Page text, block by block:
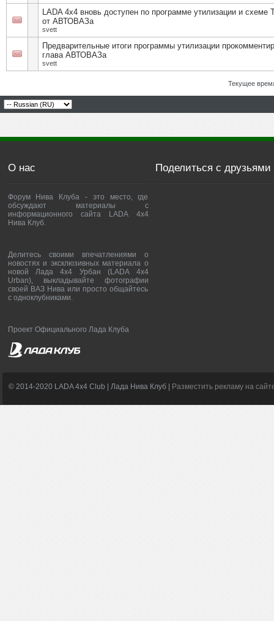
LADA 4х4 вновь доступен по программе утилизации и схеме
от АВТОВАЗа
svett
Предварительные итоги программы утилизации
глава АВТОВАЗа
svett
Текущее
О нас
Форум Нива Клуба - это место, где
обсуждают материалы с
информационного сайта LADA 4x4
Нива Клуб.
Делитесь своими впечатлениями о
новостях и эксклюзивных материала о
новой Лада 4х4 Урбан (LADA 4x4
Urban), выкладывайте фотографии
своей ВАЗ Нива или просто общайтесь
с одноклубниками.
Проект Официального Лада Клуба
Поделиться с друзьями
© 2014-2020 LADA 4x4 Club | Лада Нива Клуб | Разместить рекламу на